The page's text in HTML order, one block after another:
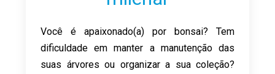
Você é apaixonado(a) por bonsai? Tem
dificuldade em manter a manutenção das
suas árvores ou organizar a sua coleção?